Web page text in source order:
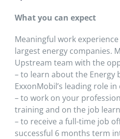
What you can expect
Meaningful work
largest energy companies.
Upstream team with the
– to learn about the Energy
ExxonMobil’s leading role
– to work on your
training and on the job
– to receive a full-time job
successful 6 months term